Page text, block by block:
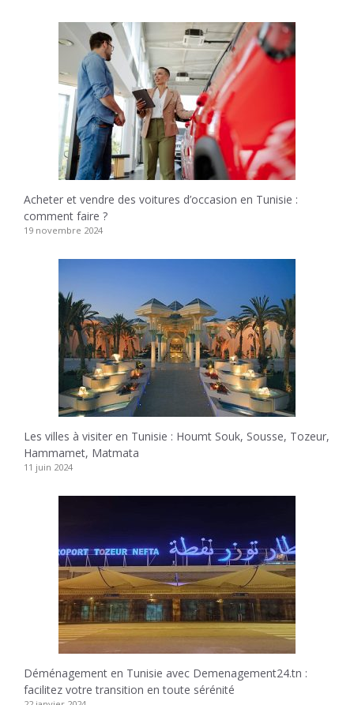
Acheter et vendre des voitures d’occasion en Tunisie :
comment faire ?
19 novembre 2024
Les villes à visiter en Tunisie : Houmt Souk, Sousse, Tozeur,
Hammamet, Matmata
11 juin 2024
Déménagement en Tunisie avec Demenagement24.tn :
facilitez votre transition en toute sérénité